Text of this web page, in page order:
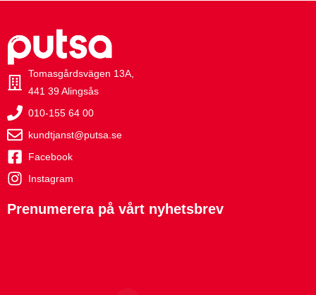
Tomasgårdsvägen 13A,
441 39 Alingsås
010-155 64 00
kundtjanst@putsa.se
Facebook
Instagram
Prenumerera på vårt nyhetsbrev